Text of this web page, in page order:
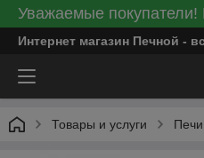
Уважаемые покупатели!
Интернет магазин Печной -
Товары и услуги